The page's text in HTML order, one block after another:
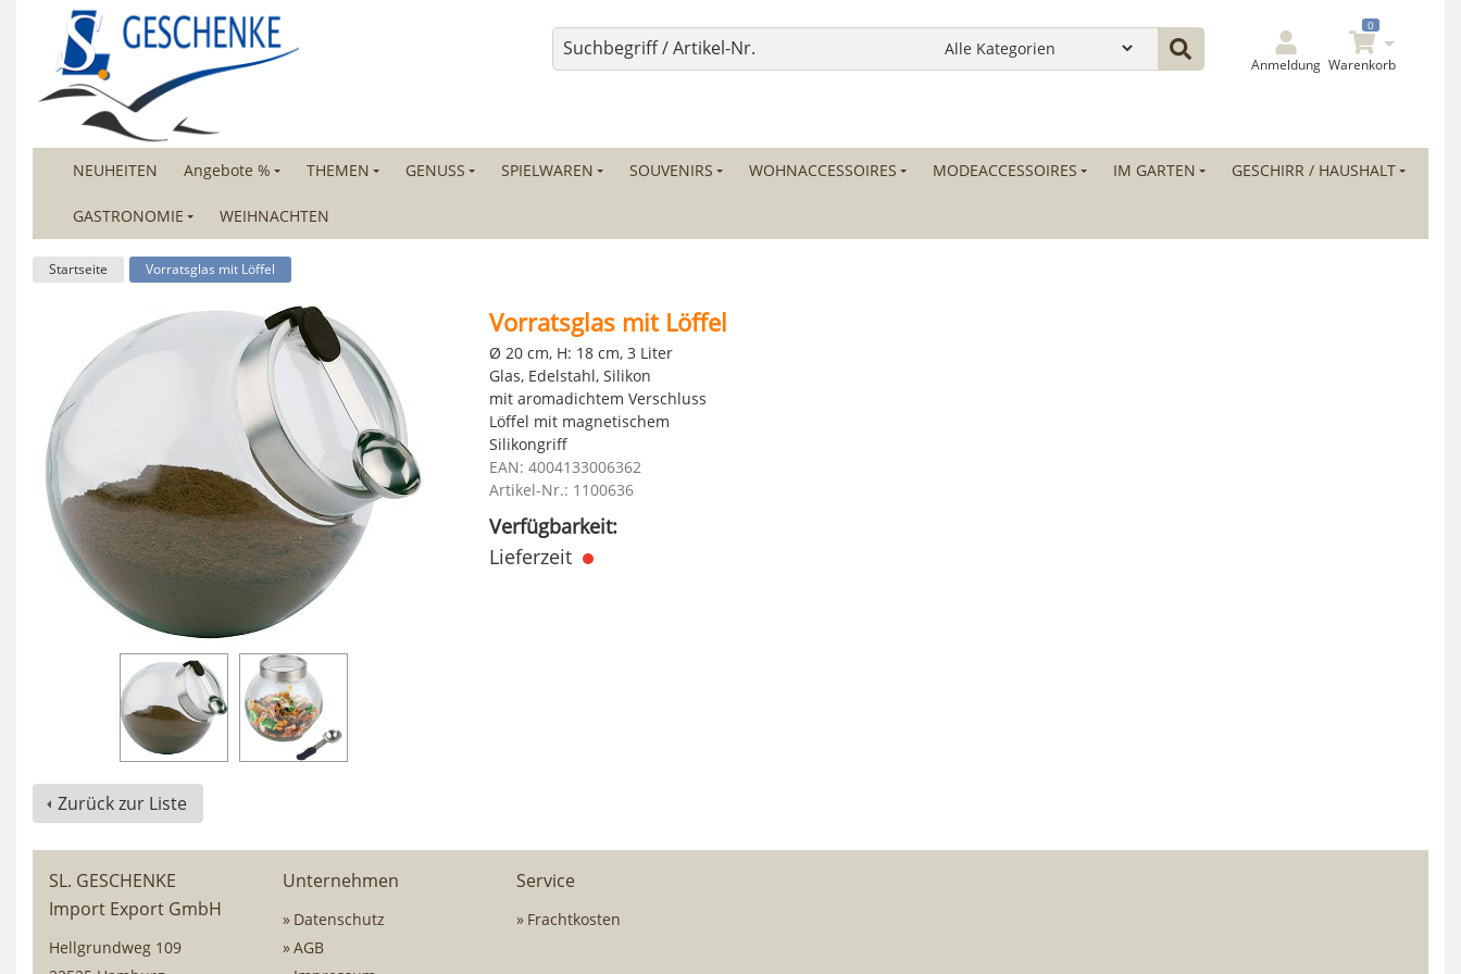
Anmeldung
0
Warenkorb
NEUHEITEN Angebote % THEMEN GENUSS SPIELWAREN SOUVENIRS WOHNACCESSOIRES MODEACCESSOIRES IM GARTEN GESCHIRR / HAUSHALT
GASTRONOMIE WEIHNACHTEN
Startseite Vorratsglas mit Löffel
Vorratsglas mit Löffel
Ø 20 cm, H: 18 cm, 3 Liter
Glas, Edelstahl, Silikon
mit aromadichtem Verschluss
Löffel mit magnetischem
Silikongriff
EAN: 4004133006362
Artikel-Nr.: 1100636
Verfügbarkeit:
Lieferzeit
Zurück zur Liste
SL. GESCHENKE
Import Export GmbH
Hellgrundweg 109
Unternehmen
Datenschutz
AGB
Service
Frachtkosten